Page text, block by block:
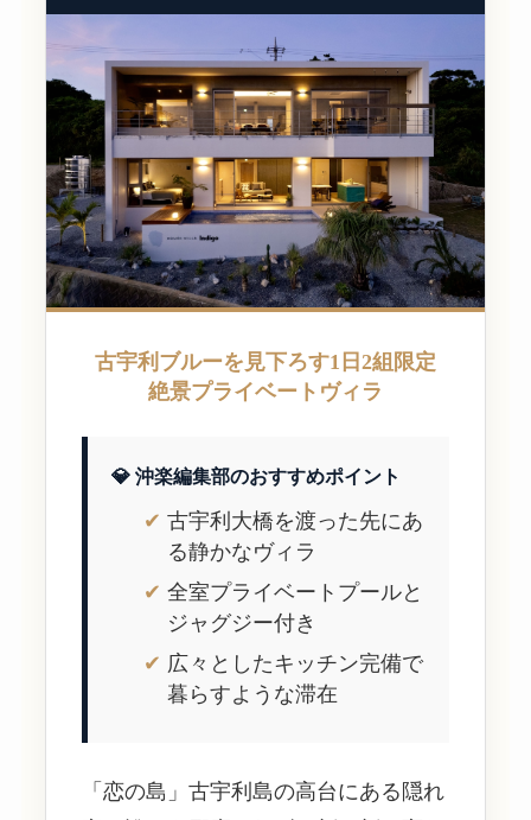
古宇利ブルーを見下ろす1日2組限定
絶景プライベートヴィラ
💎 沖楽編集部のおすすめポイント
古宇利大橋を渡った先にあ
る静かなヴィラ
全室プライベートプールと
ジャグジー付き
広々としたキッチン完備で
暮らすような滞在
「恋の島」古宇利島の高台にある隠れ